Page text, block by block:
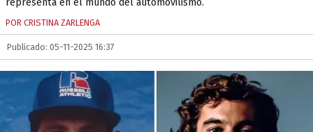
representa en el mundo del automovilismo.
POR CRISTINA ZARLENGA
Publicado: 05-11-2025 16:37